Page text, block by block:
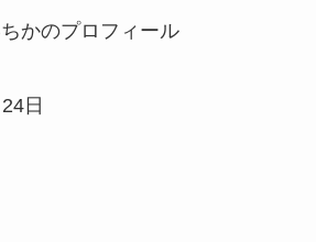
かのプロフィール
日